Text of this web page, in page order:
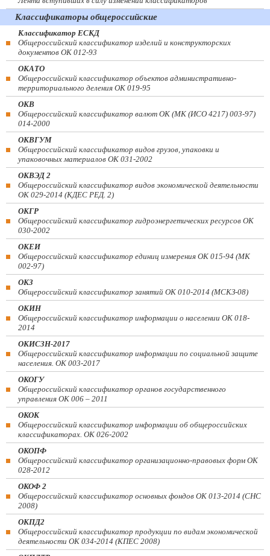
Классификаторы общероссийские
Классификатор ЕСКД
Общероссийский классификатор изделий и конструкторских
документов ОК 012-93
ОКАТО
Общероссийский классификатор объектов административно-
территориального деления ОК 019-95
ОКВ
Общероссийский классификатор валют ОК (МК (ИСО 4217) 003-97)
014-2000
ОКВГУМ
Общероссийский классификатор видов грузов, упаковки и
упаковочных материалов ОК 031-2002
ОКВЭД 2
Общероссийский классификатор видов экономической деятельности
ОК 029-2014 (КДЕС РЕД. 2)
ОКГР
Общероссийский классификатор гидроэнергетических ресурсов ОК
030-2002
ОКЕИ
Общероссийский классификатор единиц измерения ОК 015-94 (МК
002-97)
ОКЗ
Общероссийский классификатор занятий ОК 010-2014 (МСКЗ-08)
ОКИН
Общероссийский классификатор информации о населении ОК 018-
2014
ОКИСЗН-2017
Общероссийский классификатор информации по социальной защите
населения. ОК 003-2017
ОКОГУ
Общероссийский классификатор органов государственного
управления ОК 006 – 2011
ОКОК
Общероссийский классификатор информации об общероссийских
классификаторах. ОК 026-2002
ОКОПФ
Общероссийский классификатор организационно-правовых форм ОК
028-2012
ОКОФ 2
Общероссийский классификатор основных фондов ОК 013-2014 (СНС
2008)
ОКПД2
Общероссийский классификатор продукции по видам экономической
деятельности ОК 034-2014 (КПЕС 2008)